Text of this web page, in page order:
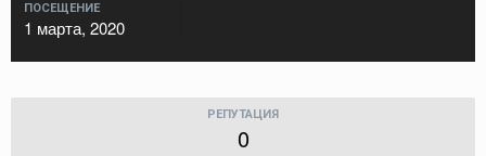
ПОСЕЩЕНИЕ
1 марта, 2020
РЕПУТАЦИЯ
0